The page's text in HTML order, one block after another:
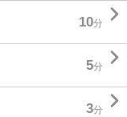
10分 
5分 
3分 